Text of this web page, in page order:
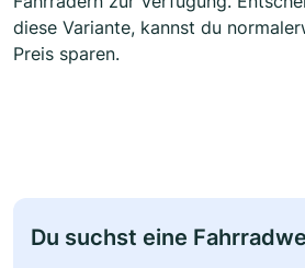
diese Variante, kannst du
Preis sparen.
Du suchst eine